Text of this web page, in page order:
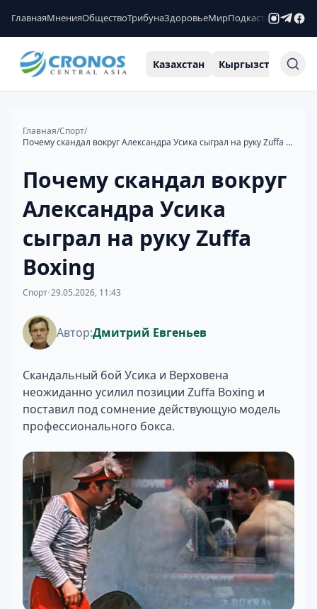
ГлавнаяМненияОбществоТрибунаЗдоровьеМирПодкастыРейтинги
Казахстан Кыргызстан
Главная/Спорт/
Почему скандал вокруг Александра Усика сыграл на руку Zuffa Boxing
Почему скандал вокруг
Александра Усика
сыграл на руку Zuffa
Boxing
Спорт•29.05.2026, 11:43
Автор:Дмитрий Евгеньев
Скандальный бой Усика и Верховена
неожиданно усилил позиции Zuffa Boxing и
поставил под сомнение действующую модель
профессионального бокса.